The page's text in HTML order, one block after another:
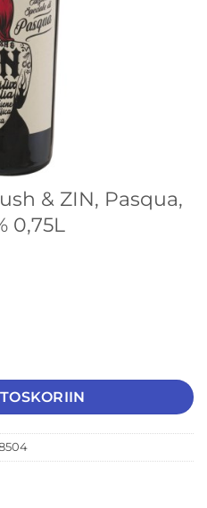
& ZIN, Pasqua,
0,75L
Puglia, Itaalia 13,5%